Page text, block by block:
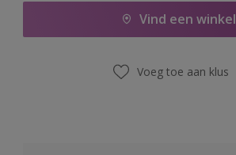
Vind een winkel
Voeg toe aan klus